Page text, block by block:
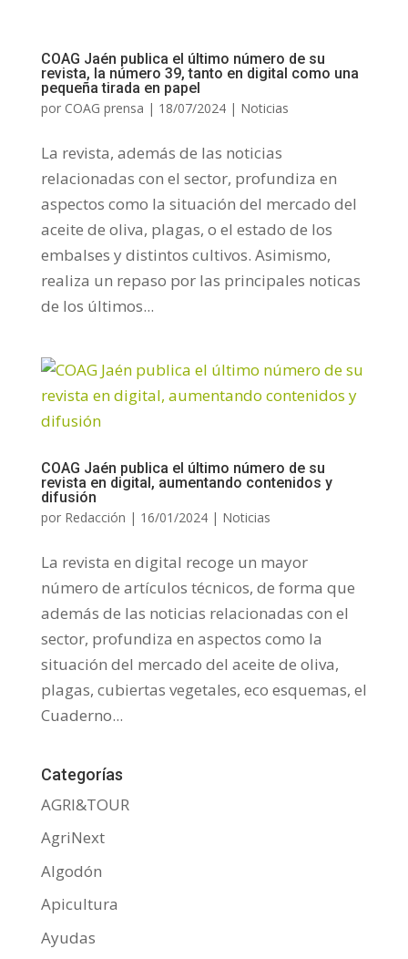
COAG Jaén publica el último número de su
revista, la número 39, tanto en digital como una
pequeña tirada en papel
por COAG prensa | 18/07/2024| Noticias
La revista, además de las noticias
relacionadas con el sector, profundiza en
aspectos como la situación del mercado del
aceite de oliva, plagas, o el estado de los
embalses y distintos cultivos. Asimismo,
realiza un repaso por las principales noticas
de los últimos...
COAG Jaén publica el último número de su
revista en digital, aumentando contenidos y
difusión
por Redacción | 16/01/2024| Noticias
La revista en digital recoge un mayor
número de artículos técnicos, de forma que
además de las noticias relacionadas con el
sector, profundiza en aspectos como la
situación del mercado del aceite de oliva,
plagas, cubiertas vegetales, eco esquemas, el
Cuaderno...
Categorías
AGRI&TOUR
AgriNext
Algodón
Apicultura
Ayudas